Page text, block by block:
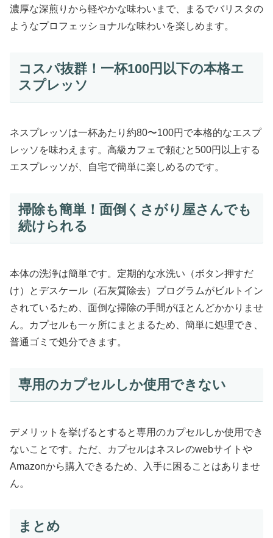
濃厚な深煎りから軽やかな味わいまで、まるでバリスタの
ようなプロフェッショナルな味わいを楽しめます。
コスパ抜群！一杯100円以下の本格エ
スプレッソ
ネスプレッソは一杯あたり約80〜100円で本格的なエスプ
レッソを味わえます。高級カフェで頼むと500円以上する
エスプレッソが、自宅で簡単に楽しめるのです。
掃除も簡単！面倒くさがり屋さんでも
続けられる
本体の洗浄は簡単です。定期的な水洗い（ボタン押すだ
け）とデスケール（石灰質除去）プログラムがビルトイン
されているため、面倒な掃除の手間がほとんどかかりませ
ん。カプセルも一ヶ所にまとまるため、簡単に処理でき、
普通ゴミで処分できます。
専用のカプセルしか使用できない
デメリットを挙げるとすると専用のカプセルしか使用でき
ないことです。ただ、カプセルはネスレのwebサイトや
Amazonから購入できるため、入手に困ることはありませ
ん。
まとめ